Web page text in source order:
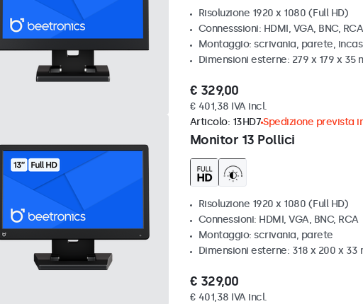
Risoluzione 1920 x 1080 (Full HD)
Connesssioni: HDMI, VGA, BNC, RCA
Montaggio: scrivania, parete,
Dimensioni esterne: 279 x 179 x 35
€ 329,00
€ 401,38 IVA incl.
Monitor 13 Pollici
Articolo: 13HD7Spedizione prevista
Risoluzione 1920 x 1080 (Full HD)
Connessioni: HDMI, VGA, BNC, RCA
Montaggio: scrivania, parete
Dimensioni esterne: 318 x 200 x 33
€ 329,00
€ 401,38 IVA incl.